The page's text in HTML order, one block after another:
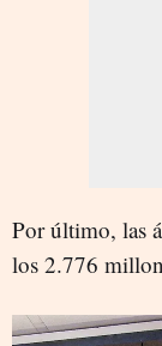
Por último, las
los 2.776